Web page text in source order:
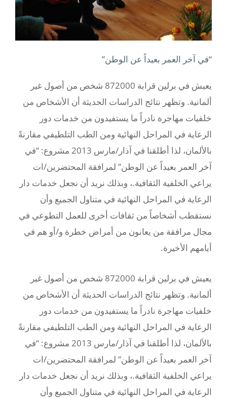
“في آخر العمر بعيداً عن الوطن”
يعيش في برلين قرابة 872000 شخص من أصول غير
ألمانية. وتظهر نتائج الدراسات الحديثة أن الأشخاص من
خلفيات مهاجرة نادراً ما يستفيدون من خدمات دور
الرعاية في المراحل النهائية ومن الطب التلطيفي مقارنةً
بالألمان، لذا أطلقنا في آذار/مارس 2013 مشروع: “في
آخر العمر بعيداً عن الوطن” لمرافقة المحتضرين/ات
يراعي الخلفية الثقافية.، وبذلك نريد أن نجعل خدمات دار
الرعاية في المراحل النهائية في متناول الجميع وأن
نستقطب أشخاصاً من ثقافات أخرى للعمل التطوعي في
مجال مرافقة من يعانون من أمراض خطرة و/أو هم في
أيامهم الأخيرة.
يعيش في برلين قرابة 872000 شخص من أصول غير
ألمانية. وتظهر نتائج الدراسات الحديثة أن الأشخاص من
خلفيات مهاجرة نادراً ما يستفيدون من خدمات دور
الرعاية في المراحل النهائية ومن الطب التلطيفي مقارنةً
بالألمان، لذا أطلقنا في آذار/مارس 2013 مشروع: “في
آخر العمر بعيداً عن الوطن” لمرافقة المحتضرين/ات
يراعي الخلفية الثقافية.، وبذلك نريد أن نجعل خدمات دار
الرعاية في المراحل النهائية في متناول الجميع وأن